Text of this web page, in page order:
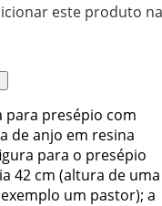
este produto na
presépio com
de anjo em resina
para o presépio
42 cm (altura de uma
um pastor); a